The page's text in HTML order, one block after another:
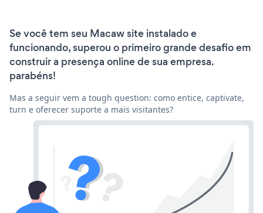
Se você tem seu Macaw site instalado e
funcionando, superou o primeiro grande desafio em
construir a presença online de sua empresa.
parabéns!
Mas a seguir vem a tough question: como entice, captivate,
turn e oferecer suporte a mais visitantes?